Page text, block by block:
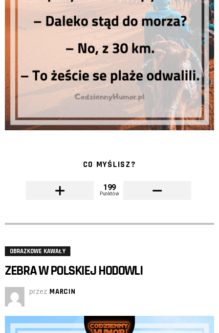
CO MYŚLISZ?
199
Punktów
OBRAZKOWE KAWAŁY
ZEBRA W POLSKIEJ HODOWLI
przez MARCIN